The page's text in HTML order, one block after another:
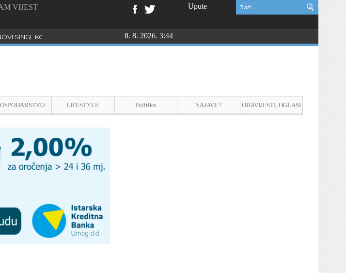
VIJEST
Upute
SINGL KOJI PROGOVARA O BULLYINGU8. 8. 2026. 3:44
LIFESTYLE Politika NAJAVE ! OBAVIJESTI, OGLASI